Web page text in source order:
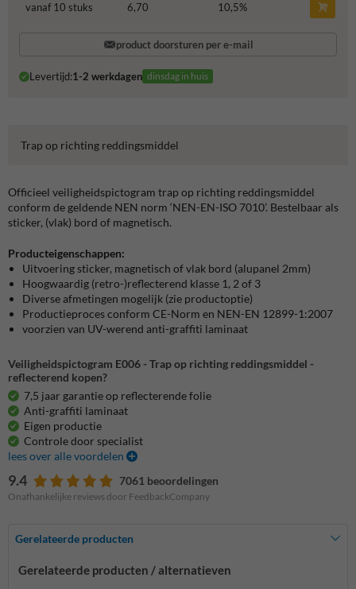
vanaf 10 stuks
6,70 10,5%
product doorsturen per e-mail
Levertijd:1-2 werkdagen dinsdag in huis
Trap op richting reddingsmiddel
Officieel veiligheidspictogram trap op richting reddingsmiddel
conform de geldende NEN norm ‘NEN-EN-ISO 7010’. Bestelbaar als
sticker, (vlak) bord of magnetisch.
Producteigenschappen:
Uitvoering sticker, magnetisch of vlak bord (alupanel 2mm)
Hoogwaardig (retro-)reflecterend klasse 1, 2 of 3
Diverse afmetingen mogelijk (zie productoptie)
Productieproces conform CE-Norm en NEN-EN 12899-1:2007
voorzien van UV-werend anti-graffiti laminaat
Veiligheidspictogram E006 - Trap op richting reddingsmiddel -
reflecterend kopen?
7,5 jaar garantie op reflecterende folie
Anti-graffiti laminaat
Eigen productie
Controle door specialist
lees over alle voordelen
9.4 7061 beoordelingen
Onafhankelijke reviews door FeedbackCompany
Gerelateerde producten
Gerelateerde producten / alternatieven